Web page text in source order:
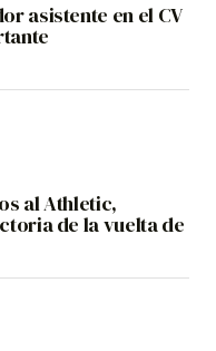
asistente en el CV
al Athletic,
de la vuelta de